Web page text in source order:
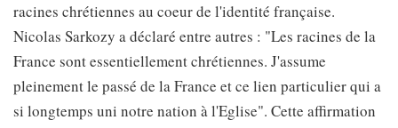
racines chrétiennes au coeur de l'identité française.
Nicolas Sarkozy a déclaré entre autres : "Les racines de la
France sont essentiellement chrétiennes. J'assume
pleinement le passé de la France et ce lien particulier qui a
si longtemps uni notre nation à l'Eglise". Cette affirmation